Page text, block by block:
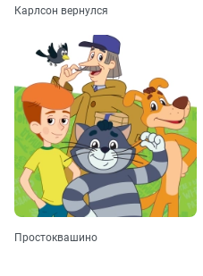
Карлсон вернулся
Простоквашино